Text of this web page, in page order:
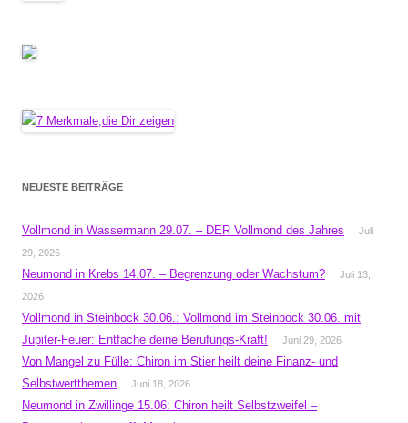
NEUESTE BEITRÄGE
Vollmond in Wassermann 29.07. – DER Vollmond des Jahres
Juli
29, 2026
Neumond in Krebs 14.07. – Begrenzung oder Wachstum?
Juli 13,
2026
Vollmond in Steinbock 30.06.: Vollmond im Steinbock 30.06. mit
Jupiter-Feuer: Entfache deine Berufungs-Kraft!
Juni 29, 2026
Von Mangel zu Fülle: Chiron im Stier heilt deine Finanz- und
Selbstwertthemen
Juni 18, 2026
Neumond in Zwillinge 15.06: Chiron heilt Selbstzweifel –